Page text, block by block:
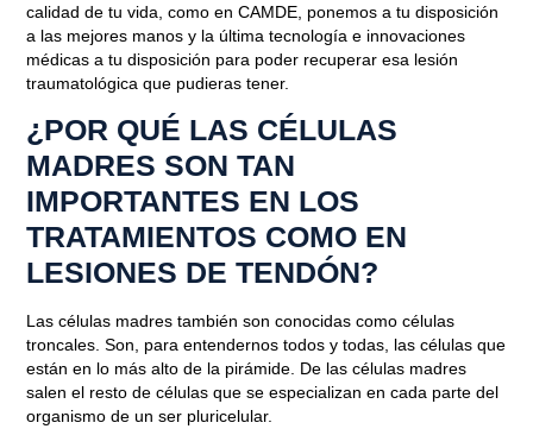
calidad de tu vida, comoen CAMDE, ponemos a tu disposición
a las mejores manos y la última tecnología e innovaciones
médicas a tu disposición para poder recuperar esa lesión
traumatológica que pudieras tener.
¿POR QUÉ LAS CÉLULAS
MADRES SON TAN
IMPORTANTES EN LOS
TRATAMIENTOS COMO EN
LESIONES DE TENDÓN?
Las células madres también son conocidas como células
troncales. Son, para entendernos todos y todas, las células que
están en lo más alto de la pirámide. De las células madres
salen el resto de células que se especializan en cada parte del
organismo de un ser pluricelular.